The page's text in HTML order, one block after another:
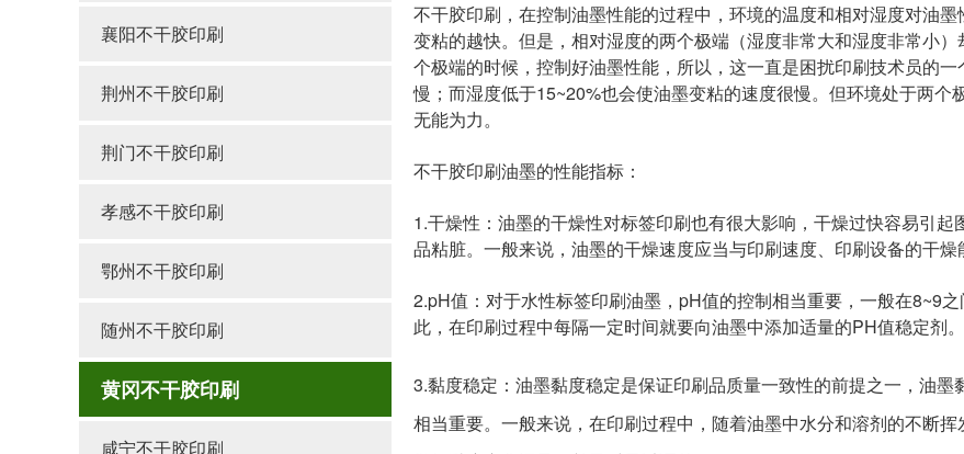
襄阳不干胶印刷
荆州不干胶印刷
荆门不干胶印刷
孝感不干胶印刷
鄂州不干胶印刷
随州不干胶印刷
黄冈不干胶印刷
咸宁不干胶印刷
不干胶印刷，在控制油墨性能的过程中，环境的温度和相对湿度对油
变粘的越快。但是，相对湿度的两个极端（湿度非常大和湿度非常小
个极端的时候，控制好油墨性能，所以，这一直是困扰印刷技术员的
慢；而湿度低于15~20%也会使油墨变粘的速度很慢。但环境处于两
无能为力。
不干胶印刷油墨的性能指标：
1.干燥性：油墨的干燥性对标签印刷也有很大影响，干燥过快容易引
品粘脏。一般来说，油墨的干燥速度应当与印刷速度、印刷设备的干燥
2.pH值：对于水性标签印刷油墨，pH值的控制相当重要，一般在8~9
此，在印刷过程中每隔一定时间就要向油墨中添加适量的PH值稳定剂。
3.黏度稳定：油墨黏度稳定是保证印刷品质量一致性的前提之一，油
相当重要。一般来说，在印刷过程中，随着油墨中水分和溶剂的不断